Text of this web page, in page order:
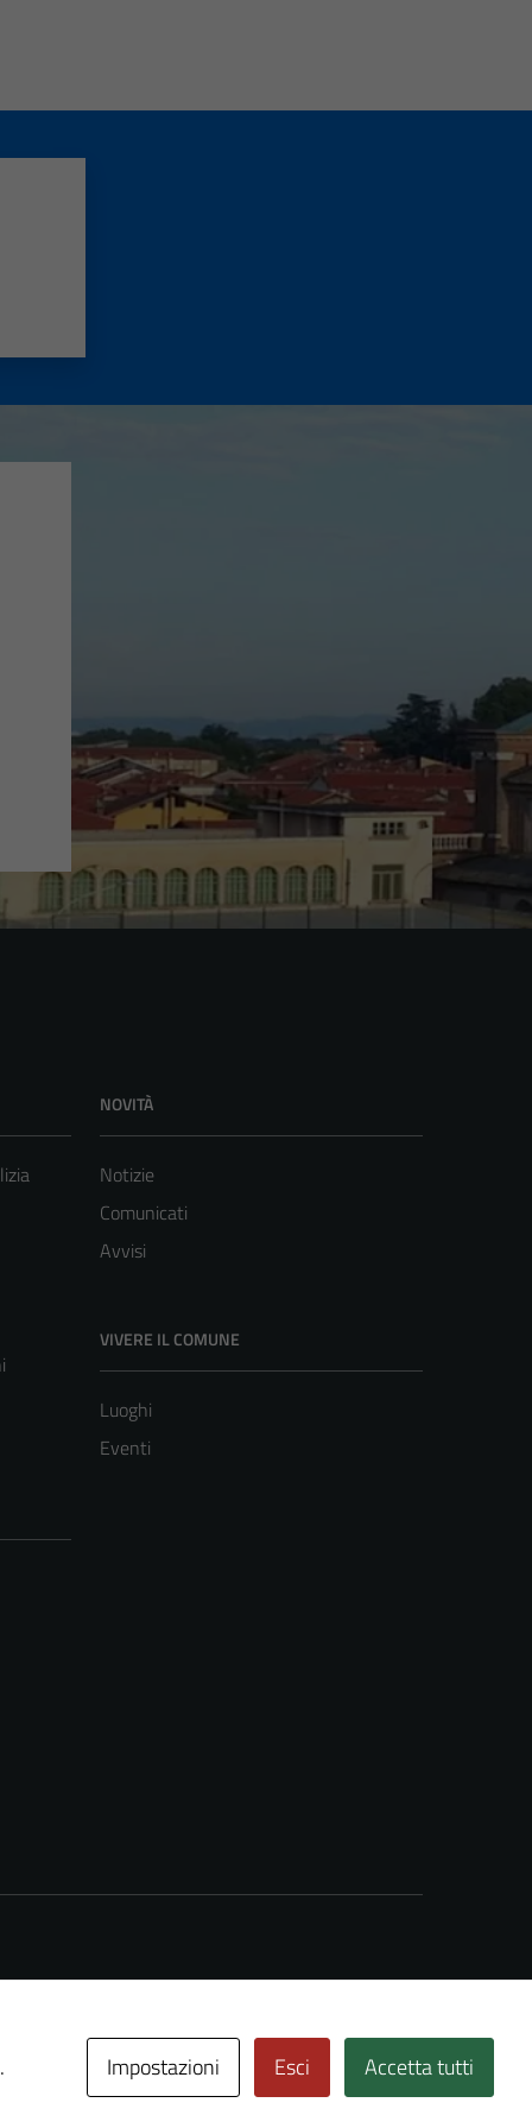
NOVITÀ
Notizie
Comunicati
Avvisi
VIVERE IL COMUNE
Luoghi
Eventi
Impostazioni Esci Accetta tutti